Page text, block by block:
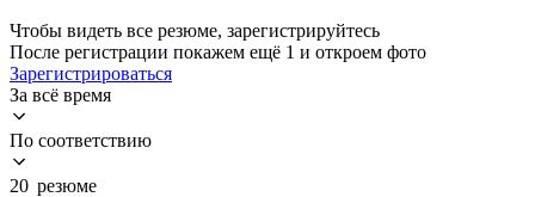
Чтобы видеть все резюме, зарегистрируйтесь
После регистрации покажем ещё 1 и откроем фото
Зарегистрироваться
За всё время
По соответствию
20 резюме